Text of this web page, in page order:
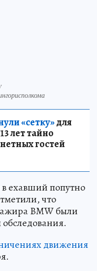
«сетку»для
лет тайно
гостей
в ехавший попутно
что
BMW были
движения